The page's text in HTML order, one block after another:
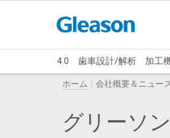
4.0 歯車設計/解析 加工
ホーム 会社概要＆ニュー
グリーソ